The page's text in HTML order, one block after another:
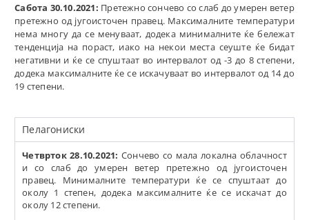
Сабота 30.10.2021: Претежно сончево со слаб до умерен ветер
претежно од југоисточен правец. Максималните температури
нема многу да се менуваат, додека минималните ќе бележат
тенденција на пораст, иако на некои места сеуште ќе бидат
негативни и ќе се спуштаат во интервалот од -3 до 8 степени,
додека максималните ќе се искачуваат во интервалот од 14 до
19 степени.
Пелагониски
Четврток 28.10.2021: Сончево со мала локална облачност
и со слаб до умерен ветер претежно од југоисточен
правец. Минималните температури ќе се спуштаат до
околу 1 степен, додека максималните ќе се искачат до
околу 12 степени.